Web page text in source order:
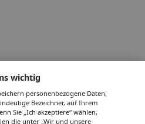
wichtig
personenbezogene Daten,
Bezeichner, auf Ihrem
Sie „Ich akzeptiere“ wählen,
die unter „Wir und unsere